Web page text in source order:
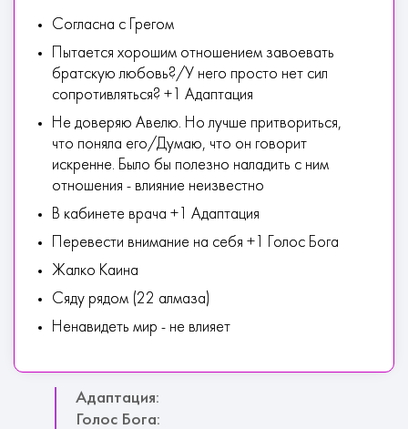
Согласна с Грегом
Пытается хорошим отношением завоевать
братскую любовь?/У него просто нет сил
сопротивляться? +1 Адаптация
Не доверяю Авелю. Но лучше притвориться,
что поняла его/Думаю, что он говорит
искренне. Было бы полезно наладить с ним
отношения - влияние неизвестно
В кабинете врача +1 Адаптация
Перевести внимание на себя +1 Голос Бога
Жалко Каина
Сяду рядом (22 алмаза)
Ненавидеть мир - не влияет
Адаптация:
Голос Бога: